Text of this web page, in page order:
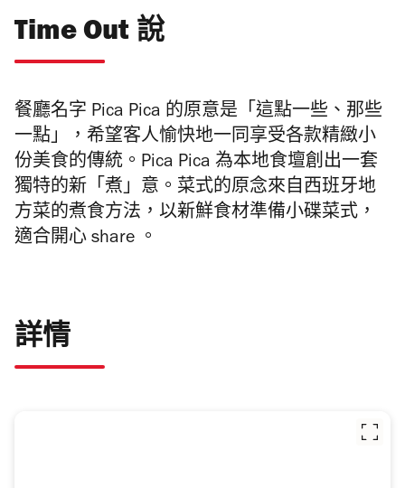
Time Out 說
餐廳名字 Pica Pica 的原意是「這點一些、那些
一點」，希望客人愉快地一同享受各款精緻小
份美食的傳統。 Pica Pica 為本地食壇創出一套
獨特的新「煮」意。菜式的原念來自西班牙地
方菜的煮食方法，以新鮮食材準備小碟菜式，
適合開心 share 。
詳情